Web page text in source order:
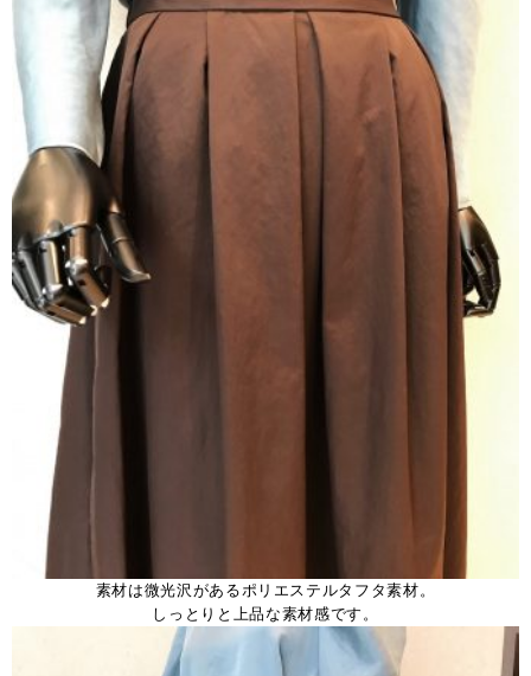
素材は微光沢があるポリエステルタフタ素材。
しっとりと上品な素材感です。